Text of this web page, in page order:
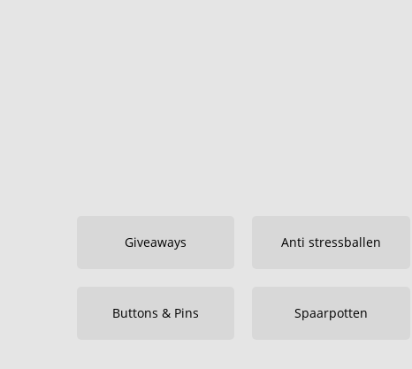
Giveaways Anti stressballen
Buttons & Pins Spaarpotten